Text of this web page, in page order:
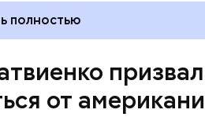
полностью
от